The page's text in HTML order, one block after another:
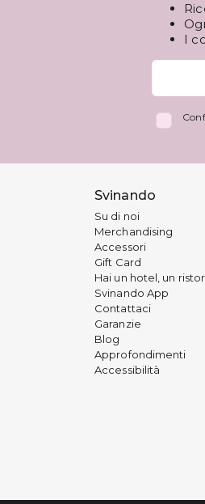
I
Svinando
Su di noi
Merchandising
Accessori
Gift Card
Hai un hotel, un
Svinando App
Contattaci
Garanzie
Blog
Approfondimenti
Accessibilità